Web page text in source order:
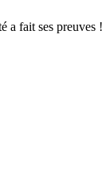
fait ses